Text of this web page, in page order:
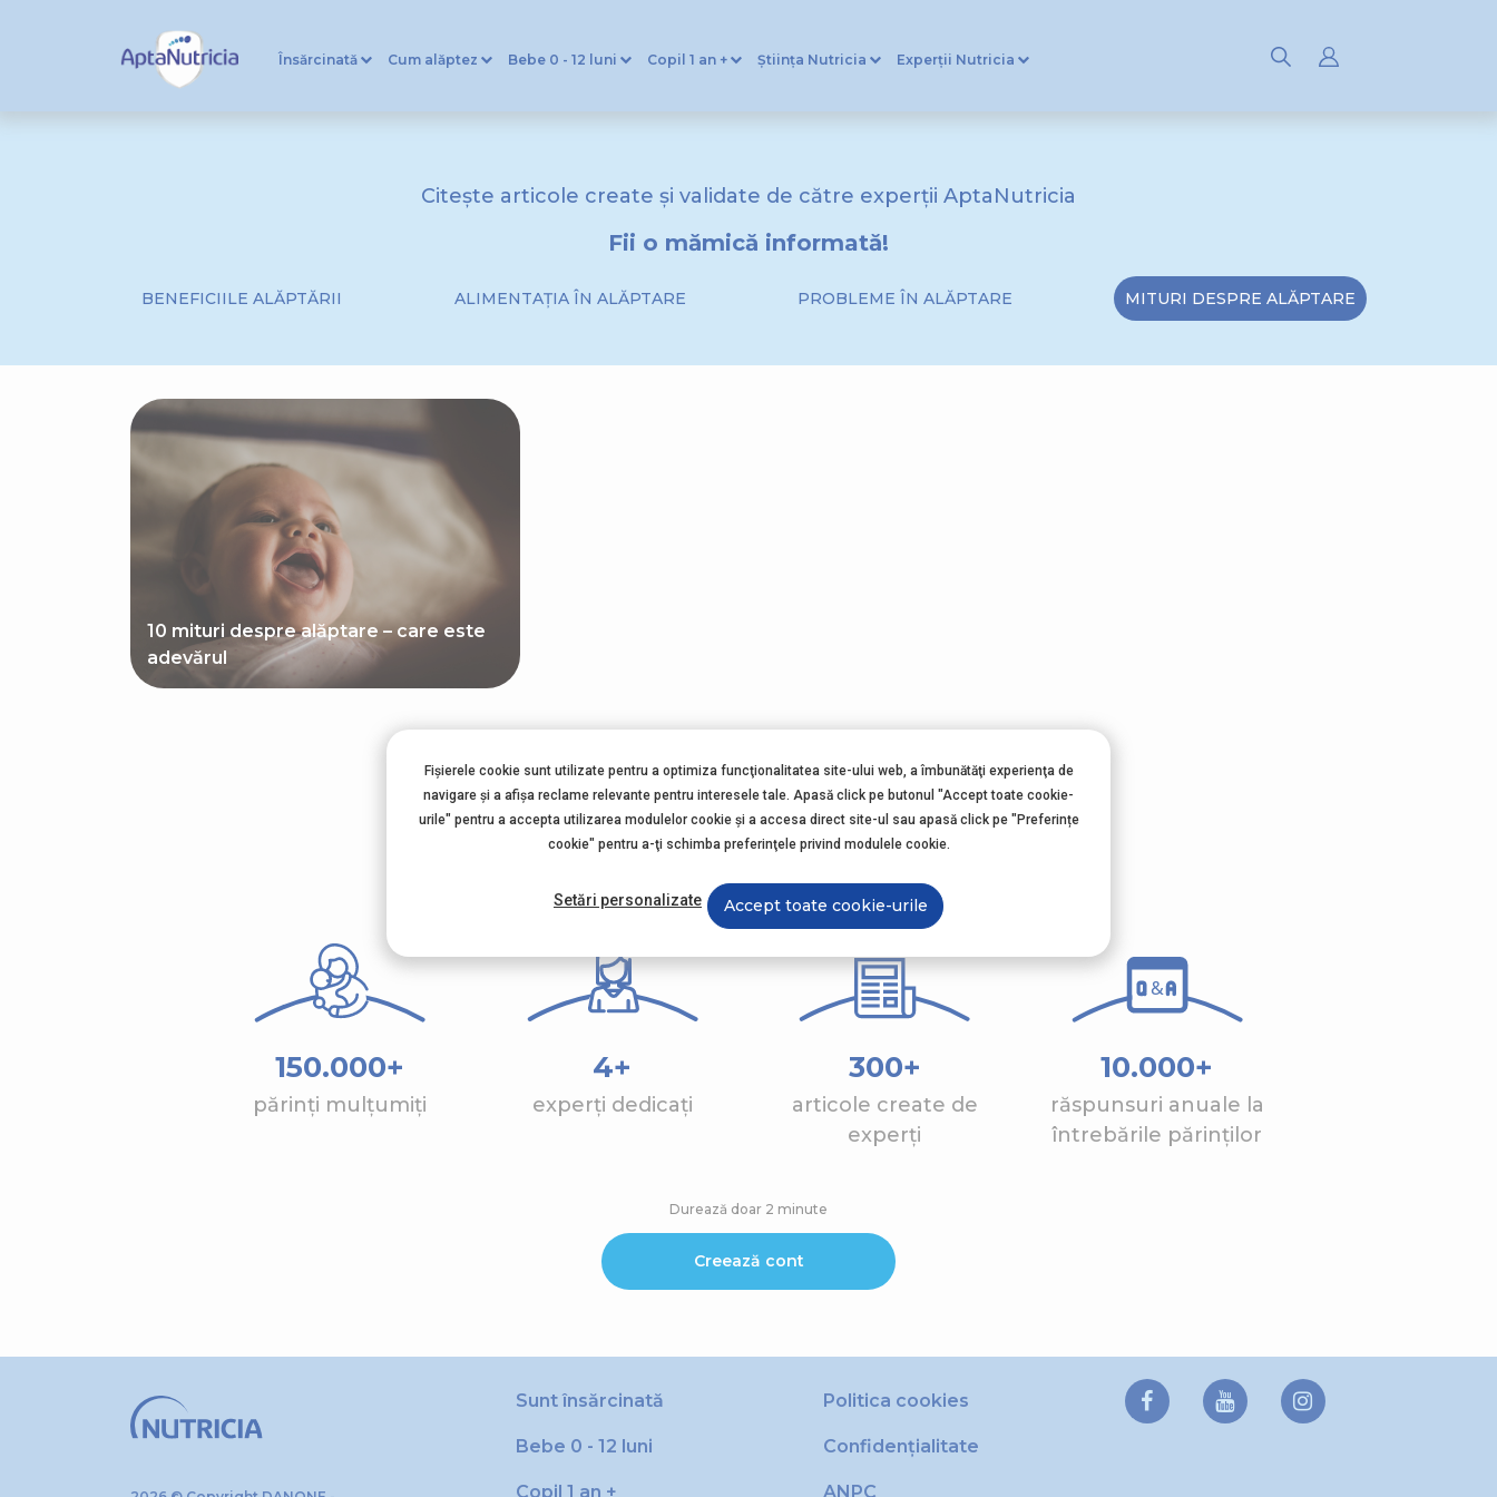
Însărcinată Cum alăptez Bebe 0 - 12 luni Copil 1 an + Știința Nutricia Experții Nutricia
Citește articole create și validate de către experții AptaNutricia
Fii o mămică informată!
BENEFICIILE ALĂPTĂRII ALIMENTAȚIA ÎN ALĂPTARE PROBLEME ÎN ALĂPTARE MITURI DESPRE ALĂPTARE
10 mituri despre alăptare – care este
adevărul
Alătură-te și tu comunității
AptaNutricia
150.000+
părinți mulțumiți
4+
experți dedicați
300+
articole create de
experți
10.000+
răspunsuri anuale la
întrebările părinților
Durează doar 2 minute
Creează cont
Sunt însărcinată
Bebe 0 - 12 luni
Copil 1 an +
Politica cookies
Confidențialitate
ANPC
Fișierele cookie sunt utilizate pentru a optimiza funcţionalitatea site-ului web, a îmbunătăţi experienţa de
navigare şi a afişa reclame relevante pentru interesele tale. Apasă click pe butonul "Accept toate cookie-
urile" pentru a accepta utilizarea modulelor cookie şi a accesa direct site-ul sau apasă click pe "Preferințe
cookie" pentru a-ţi schimba preferinţele privind modulele cookie.
Setări personalizate Accept toate cookie-urile